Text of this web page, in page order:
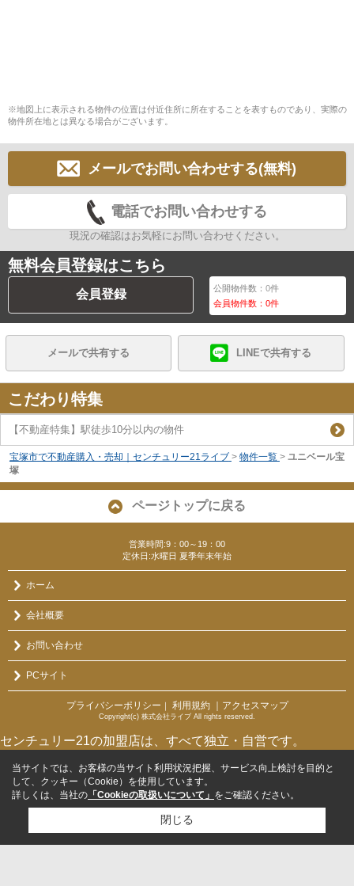
※地図上に表示される物件の位置は付近住所に所在することを表すものであり、実際の
物件所在地とは異なる場合がございます。
メールでお問い合わせする(無料)
電話でお問い合わせする
現況の確認はお気軽にお問い合わせください。
無料会員登録はこちら
会員登録 公開物件数：0件
会員物件数：0件
メールで共有する LINEで共有する
こだわり特集
【不動産特集】駅徒歩10分以内の物件
宝塚市で不動産購入・売却｜センチュリー21ライブ > 物件一覧 > ユニベール宝
塚
ページトップに戻る
営業時間:9：00～19：00
定休日:水曜日 夏季年末年始
ホーム
会社概要
お問い合わせ
PCサイト
プライバシーポリシー 利用規約 ｜アクセスマップ
Copyright(c) 株式会社ライブ All rights reserved.
センチュリー21の加盟店は、すべて独立・自営です。
当サイトでは、お客様の当サイト利用状況把握、サービス向上検討を目的と
して、クッキー（Cookie）を使用しています。
詳しくは、当社の 「Cookieの取扱いについて」 をご確認ください。
閉じる